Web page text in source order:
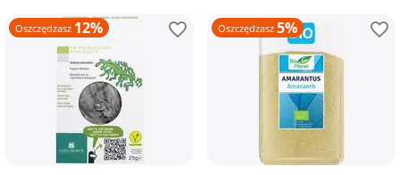
Oszczędzasz 12% Oszczędzasz 5%